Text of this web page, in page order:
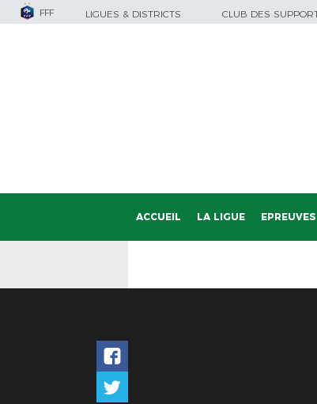
FFF LIGUES & DISTRICTS CLUB DES
ACCUEIL LA LIGUE EPREUVES